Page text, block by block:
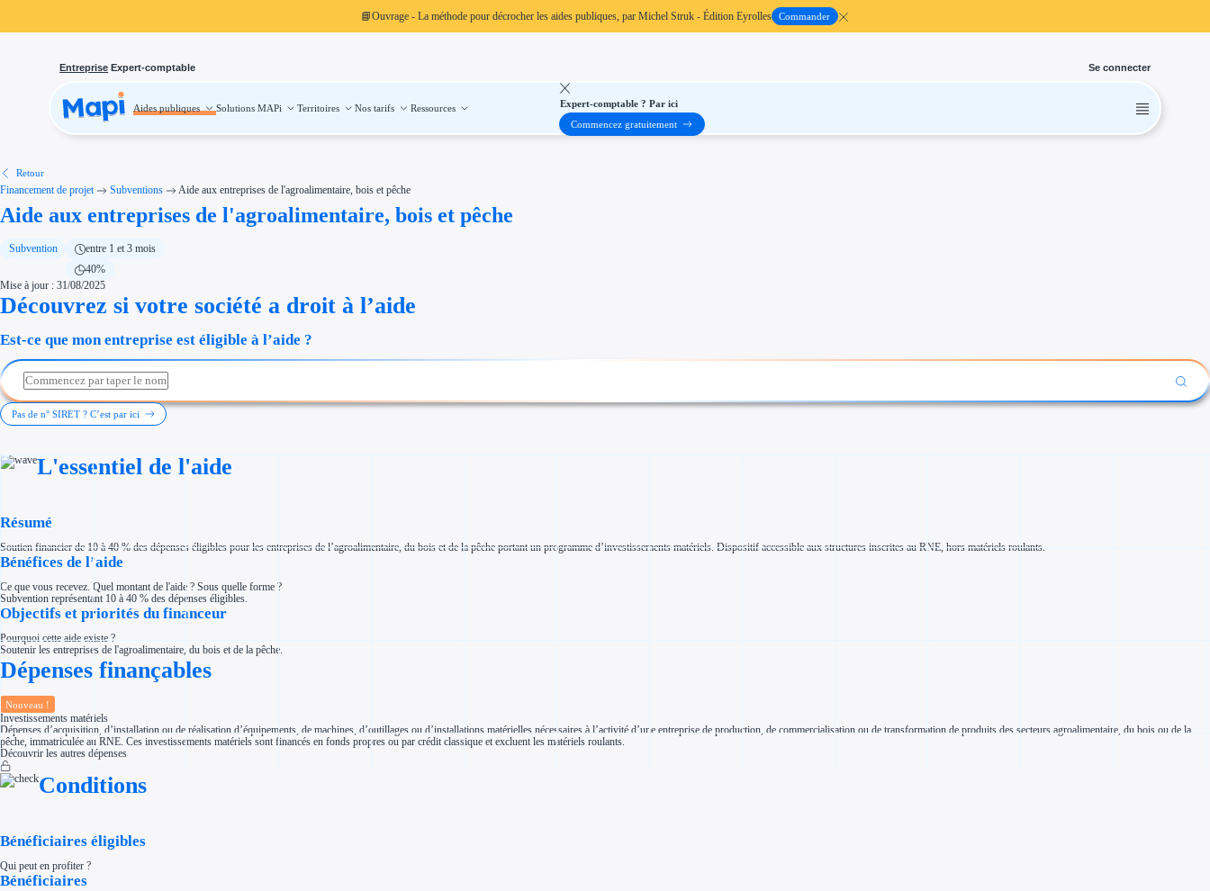
📘Ouvrage - La méthode pour décrocher les aides publiques, par Michel Struk - Édition Eyrolles Commander
Entreprise Expert-comptable Se connecter
Aides publiques Solutions MAPi Territoires Nos tarifs Ressources
Aides publiques
Investissement
Thématiques
Financement innovation
Transition écologique
Développement international
Cession d'entreprise
Entreprise en difficulté
Type de financements
Aides sans remboursement
Subventions
Investir dans une entreprise
Aides Urssaf
Prêts publics
Par financeur
Aides ADEME
Tous les financeurs
Solutions MAPi
Quelles aides pour votre secteur ?
Ouvrage
Territoires
Aides Région Bretagne
Aides Région Centre-Val de Loire
Expert-comptable ? Par ici
Commencez gratuitement
Retour
Financement de projet Subventions Aide aux entreprises de l'agroalimentaire, bois et pêche
Aide aux entreprises de l'agroalimentaire, bois et pêche
Subvention
entre 1 et 3 mois
40%
Mise à jour : 31/08/2025
Découvrez si votre société a droit à l’aide
Est-ce que mon entreprise est éligible à l’aide ?
Pas de n° SIRET ? C’est par ici
L'essentiel de l'aide
Résumé
Soutien financier de 10 à 40 % des dépenses éligibles pour les entreprises de l’agroalimentaire, du bois et de la pêche portant un programme d’investissements matériels. Dispositif accessible aux structures inscrites au RNE, hors matériels roulants.
Bénéfices de l’aide
Ce que vous recevez. Quel montant de l'aide ? Sous quelle forme ?
Subvention représentant 10 à 40 % des dépenses éligibles.
Objectifs et priorités du financeur
Pourquoi cette aide existe ?
Soutenir les entreprises de l'agroalimentaire, du bois et de la pêche.
Dépenses finançables
Nouveau !
Investissements matériels
Dépenses d’acquisition, d’installation ou de réalisation d’équipements, de machines, d’outillages ou d’installations matérielles nécessaires à l’activité d’une entreprise de production, de commercialisation ou de transformation de produits des secteurs agroalimentaire, du bois ou de la
pêche, immatriculée au RNE. Ces investissements matériels sont financés en fonds propres ou par crédit classique et excluent les matériels roulants.
Découvrir les autres dépenses
Conditions
Bénéficiaires éligibles
Qui peut en profiter ?
Bénéficiaires